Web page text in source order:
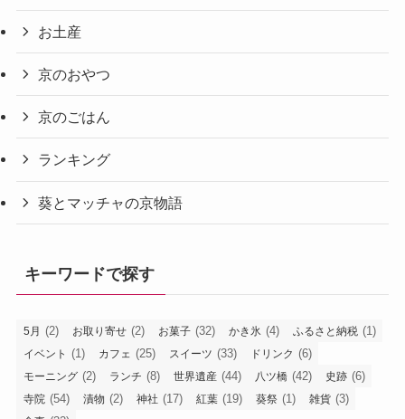
お土産
京のおやつ
京のごはん
ランキング
葵とマッチャの京物語
キーワードで探す
5月 (2) お取り寄せ (2) お菓子 (32) かき氷 (4) ふるさと納税 (1)
イベント (1) カフェ (25) スイーツ (33) ドリンク (6)
モーニング (2) ランチ (8) 世界遺産 (44) 八ツ橋 (42) 史跡 (6)
寺院 (54) 漬物 (2) 神社 (17) 紅葉 (19) 葵祭 (1) 雑貨 (3)